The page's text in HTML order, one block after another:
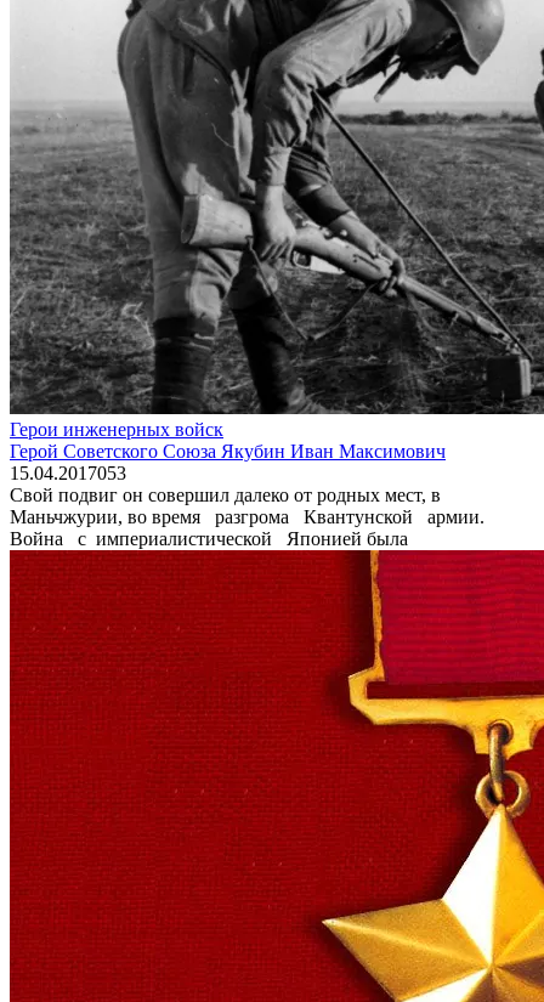
Герои инженерных войск
Герой Советского Союза Якубин Иван Максимович
15.04.2017053
Свой подвиг он совершил далеко от родных мест, в
Маньчжурии, во вре­мя разгрома Квантунской армии.
Война с империалистической Япо­нией была